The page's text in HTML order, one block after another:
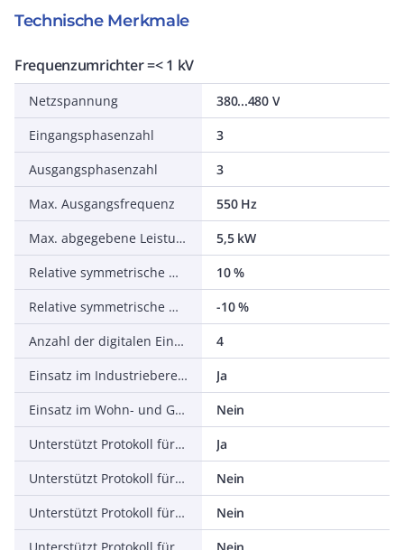
Technische Merkmale
Frequenzumrichter =< 1 kV
Netzspannung
380...480 V
Eingangsphasenzahl
3
Ausgangsphasenzahl
3
Max. Ausgangsfrequenz
550 Hz
Max. abgegebene Leistung bei linearer Belastung bei Bemessungsausgangsspannung
5,5 kW
Relative symmetrische Netzfrequenztoleranz
10 %
Relative symmetrische Netzspannungstoleranz
-10 %
Anzahl der digitalen Eingänge
4
Einsatz im Industriebereich zulässig
Ja
Einsatz im Wohn- und Gewerbebereich zulässig
Nein
Unterstützt Protokoll für TCP/IP
Ja
Unterstützt Protokoll für PROFIBUS
Nein
Unterstützt Protokoll für CAN
Nein